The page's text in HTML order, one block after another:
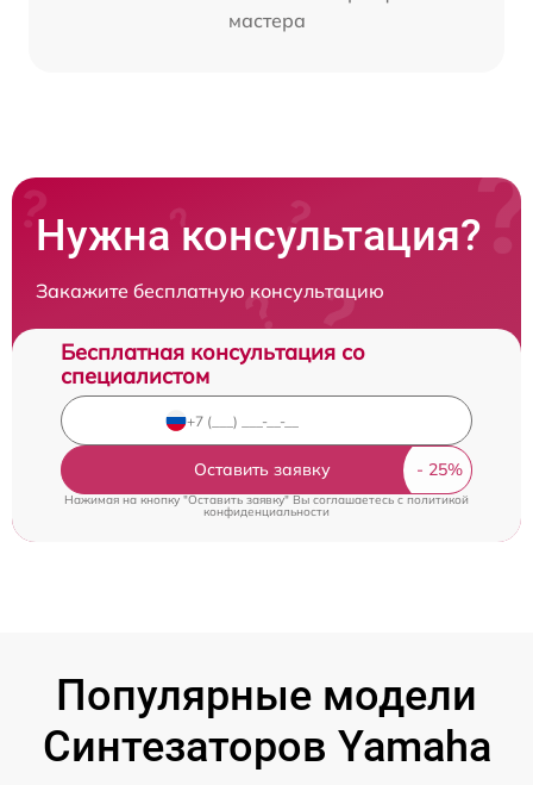
мастера
Нужна консультация?
Закажите бесплатную консультацию
Бесплатная консультация со
специалистом
Оставить заявку
Нажимая на кнопку "Оставить заявку" Вы соглашаетесь cполитикой
конфиденциальности
Популярные модели
Синтезаторов Yamaha